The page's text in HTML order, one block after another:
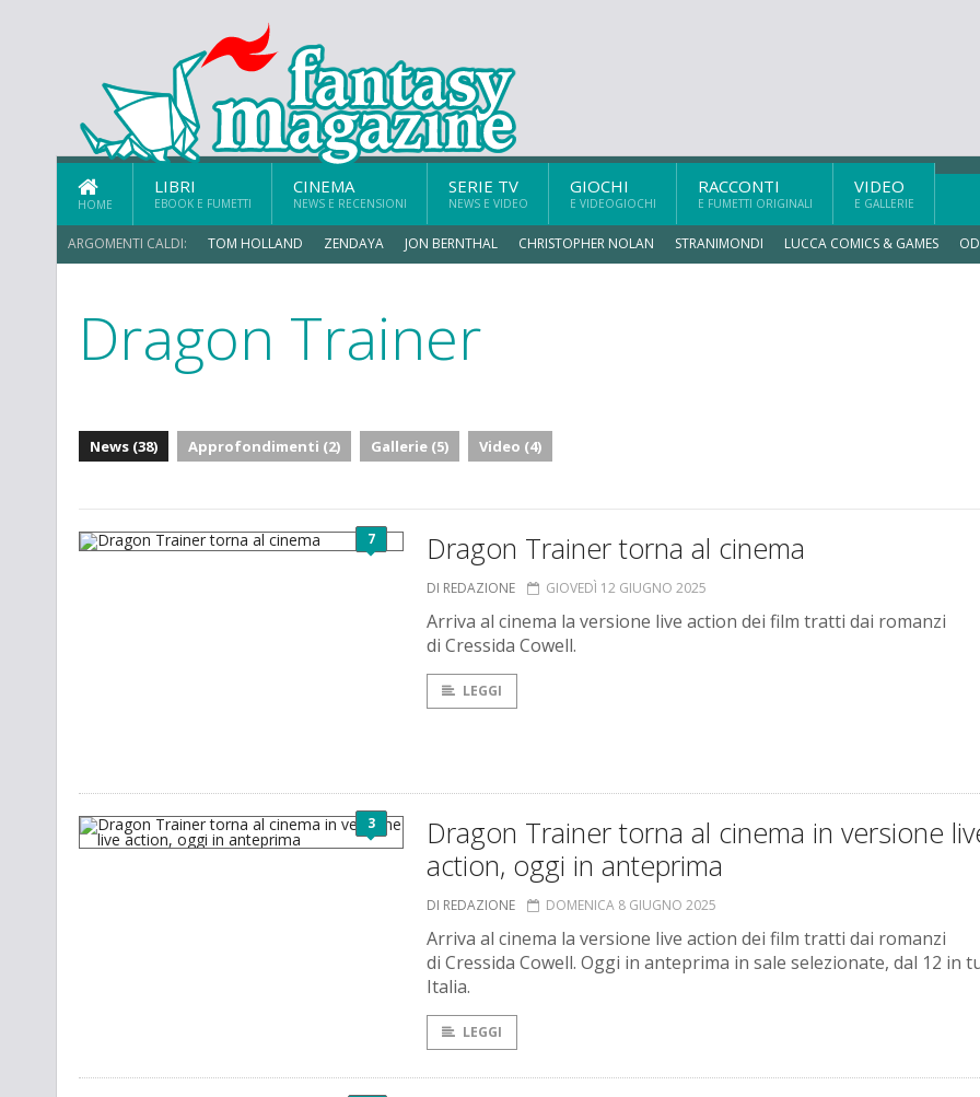
HOME
LIBRI
EBOOK E FUMETTI
CINEMA
NEWS E RECENSIONI
SERIE TV
NEWS E VIDEO
GIOCHI
E VIDEOGIOCHI
RACCONTI
E FUMETTI ORIGINALI
VIDEO
E GALLERIE
ARGOMENTI CALDI: TOM HOLLAND ZENDAYA JON BERNTHAL CHRISTOPHER NOLAN STRANIMONDI LUCCA COMICS & GAMES
Dragon Trainer
News (38) Approfondimenti (2) Gallerie (5) Video (4)
7 Dragon Trainer torna al cinema
DI REDAZIONE GIOVEDÌ 12 GIUGNO 2025
Arriva al cinema la versione live action dei film tratti dai romanzi
di Cressida Cowell.
LEGGI
3
Dragon Trainer torna al cinema in versione
action, oggi in anteprima
DI REDAZIONE DOMENICA 8 GIUGNO 2025
Arriva al cinema la versione live action dei film tratti dai romanzi
di Cressida Cowell. Oggi in anteprima in sale selezionate, dal 12 in
Italia.
LEGGI